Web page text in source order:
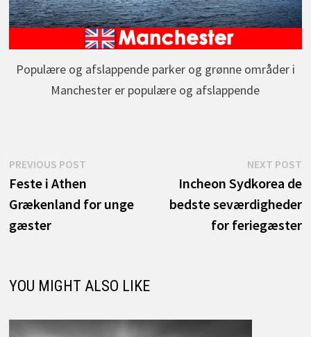
Populære og afslappende parker og grønne områder i
Manchester er populære og afslappende
Indlægsnavigation
PREVIOUS POSTPrevious
post:
Feste i Athen
Grækenland for unge
gæster
NEXT POST
Incheon Sydkorea de
bedste seværdigheder
for feriegæster
YOU MIGHT ALSO LIKE